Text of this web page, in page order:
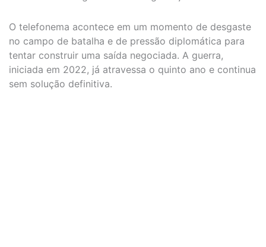
O telefonema acontece em um momento de desgaste
no campo de batalha e de pressão diplomática para
tentar construir uma saída negociada. A guerra,
iniciada em 2022, já atravessa o quinto ano e continua
sem solução definitiva.